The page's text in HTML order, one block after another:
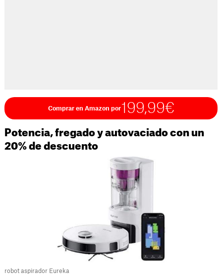
Comprar en Amazon por199,99€
Potencia, fregado y autovaciado con un
20% de descuento
robot aspirador Eureka